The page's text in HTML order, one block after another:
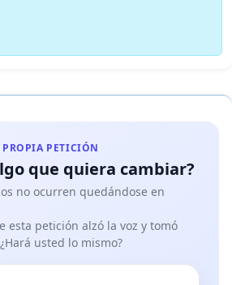
PETICIÓN
que quiera cambiar?
no ocurren quedándose en
esta petición alzó la voz y tomó
usted lo mismo?